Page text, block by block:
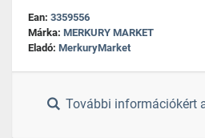
Ean: 3359556
Márka: MERKURY MARKET
Eladó: MerkuryMarket
További információkért